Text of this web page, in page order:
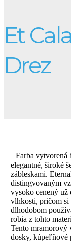
Et
Drez
Farba vytvorená
elegantné, široké
zábleskami.
distingvovaným
vysoko cenený už
vlhkosti, pričom si
dlhodobom
robia z tohto
Tento mramorový
dosky, kúpeľňové